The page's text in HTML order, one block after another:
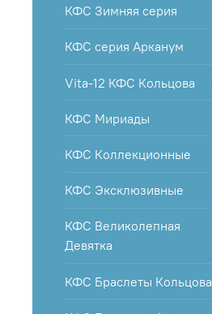
КФС Зимняя серия
КФС серия Арканум
Vita-12 КФС Кольцова
КФС Мириады
КФС Коллекционные
КФС Эксклюзивные
КФС Великолепная
Девятка
КФС Браслеты Кольцова